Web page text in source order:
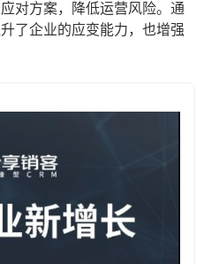
对方案，降低运营风险。通
了企业的应变能力，也增强